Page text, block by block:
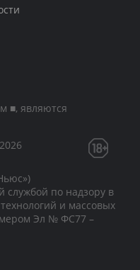
■, являются
службой по надзору в
и массовых
Эл № ФС77 –